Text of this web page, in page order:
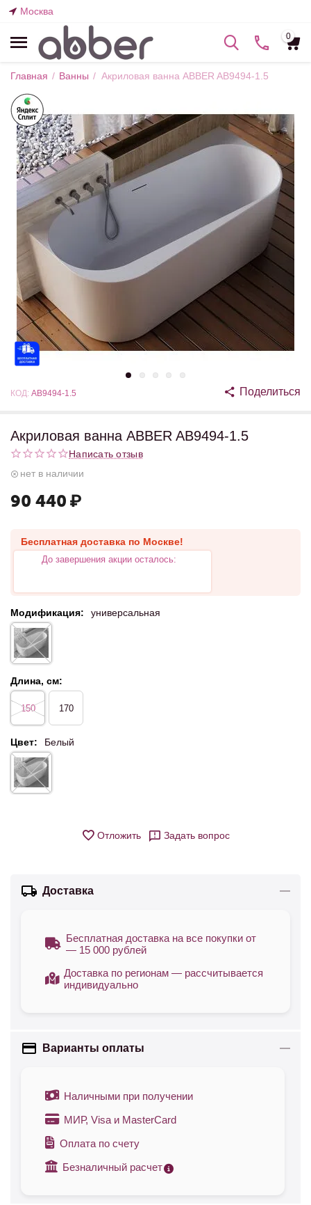
Москва
0
Главная / Ванны / Акриловая ванна ABBER AB9494-1.5
КОД: AB9494-1.5 Поделиться
Акриловая ванна ABBER AB9494-1.5
Написать отзыв
нет в наличии
90 440 ₽
Бесплатная доставка по Москве!
До завершения акции осталось:
Модификация: универсальная
Длина, см:
150 170
Цвет: Белый
Отложить Задать вопрос
Доставка
Бесплатная доставка на все покупки от
— 15 000 рублей
Доставка по регионам — рассчитывается
индивидуально
Варианты оплаты
Наличными при получении
МИР, Visa и MasterCard
Оплата по счету
Безналичный расчет